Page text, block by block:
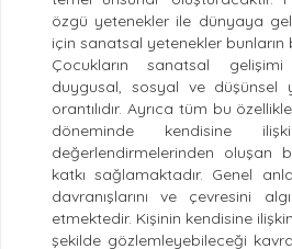
özgü yetenekler ile dünyaya
için sanatsal yetenekler bunların
Çocukların sanatsal
duygusal, sosyal ve düşünsel
orantılıdır. Ayrıca tüm bu
döneminde kendisine
değerlendirmelerinden oluşan
katkı sağlamaktadır. Genel
davranışlarını ve çevresini
etmektedir. Kişinin kendisine
şekilde gözlemleyebileceği